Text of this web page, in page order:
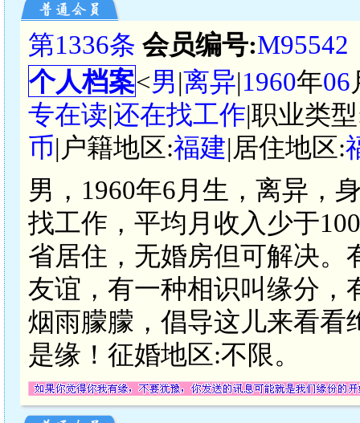
第1336条 会员编号:M95542
个人档案<男|离异|1960年06
专在读|还在找工作|职业类
币|户籍地区:福建|居住地区:
男，1960年6月生，离异，
找工作，平均月收入少于
省居住，无婚房但可解决。
友谊，有一种相识叫缘分，
烟雨朦朦，倡导这儿来看看
是缘！征婚地区:不限。